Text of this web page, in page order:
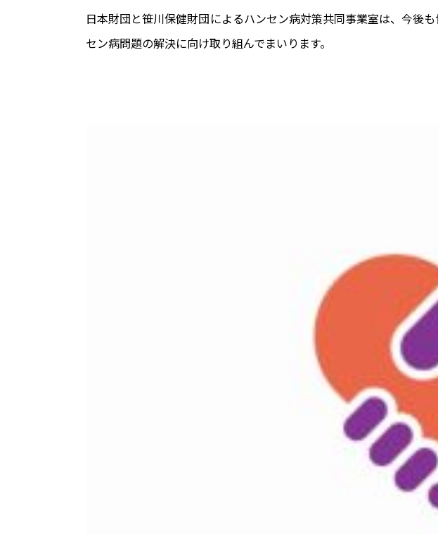
日本財団と笹川保健財団によるハンセン病対策共同事業室は、今後
セン病問題の解決に向け取り組んでまいります。